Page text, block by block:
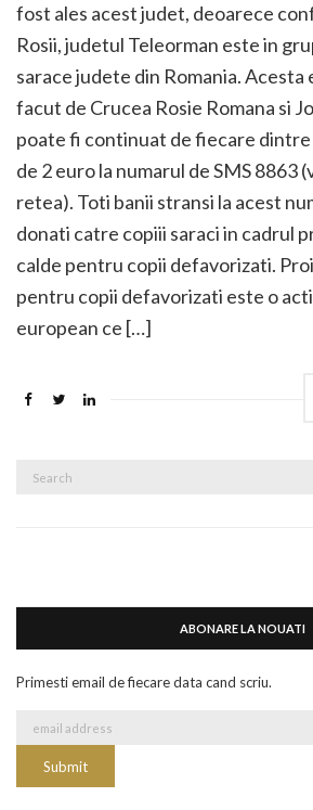
fost ales acest judet, deoarece
Rosii, judetul Teleorman este in
sarace judete din Romania. Acesta
facut de Crucea Rosie Romana si
poate fi continuat de fiecare dintre
de 2 euro la numarul de SMS 8863
retea). Toti banii stransi la acest
donati catre copiii saraci in cadrul
calde pentru copii defavorizati.
pentru copii defavorizati este o
european ce […]
ABONARE LA NOUATI
Primesti email de fiecare data cand scriu.